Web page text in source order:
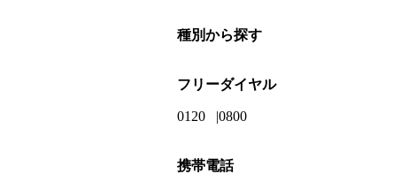
種別から探す
フリーダイヤル
0120 0800
携帯電話